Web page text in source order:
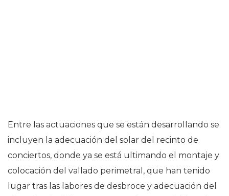
Entre las actuaciones que se están desarrollando se
incluyen la adecuación del solar del recinto de
conciertos, donde ya se está ultimando el montaje y
colocación del vallado perimetral, que han tenido
lugar tras las labores de desbroce y adecuación del